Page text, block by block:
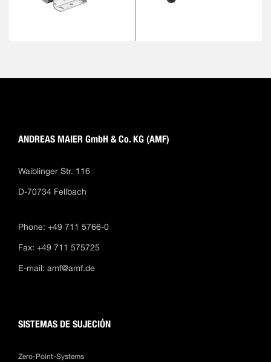
ANDREAS MAIER GmbH & Co. KG (AMF)
Waiblinger Str. 116
D-70734 Fellbach
Phone: +49 711 5766-0
Fax: +49 711 575725
E-mail: amf@amf.de
SISTEMAS DE SUJECIÓN
Zero-Point-Systems